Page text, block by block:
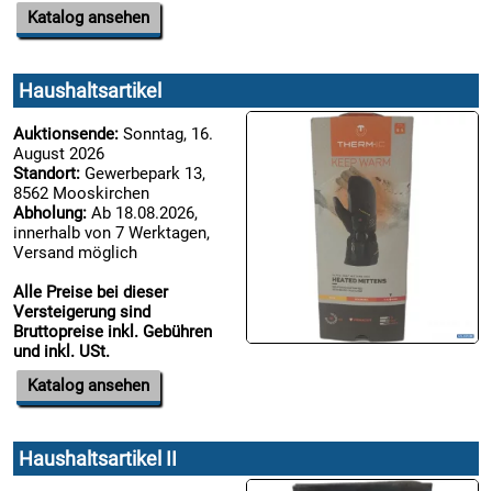
Katalog ansehen
Haushaltsartikel
Auktionsende: Sonntag, 16.
August 2026
Standort: Gewerbepark 13,
8562 Mooskirchen
Abholung: Ab 18.08.2026,
innerhalb von 7 Werktagen,
Versand möglich
Alle Preise bei dieser
Versteigerung sind
Bruttopreise inkl. Gebühren
und inkl. USt.
Katalog ansehen
Haushaltsartikel II